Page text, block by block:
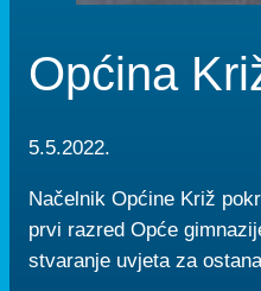
Općina
5.5.2022.
Načelnik Općine Križ
prvi razred Opće
stvaranje uvjeta za